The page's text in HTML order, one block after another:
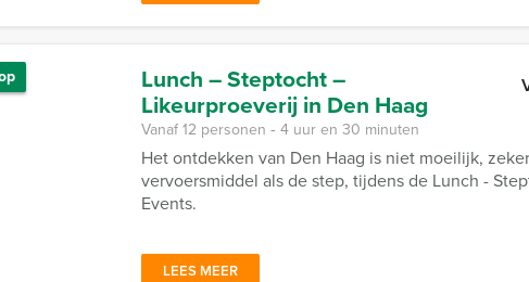
Lunch – Steptocht –
Likeurproeverij in Den Haag
Vanaf 12 personen ‐ 4 uur en 30 minuten
Het ontdekken van Den Haag is niet moeilijk,
vervoersmiddel als de step, tijdens de Lunch -
Events.
LEES MEER